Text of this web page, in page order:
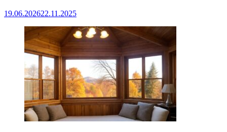
19.06.202622.11.2025